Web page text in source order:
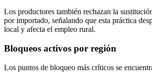
Los productores también rechazan la
por importado, señalando que esta práctica
local y afecta el empleo rural.
Bloqueos activos por región
Los puntos de bloqueo más críticos se